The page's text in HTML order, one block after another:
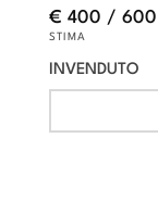
€ 400 / 600
STIMA
INVENDUTO